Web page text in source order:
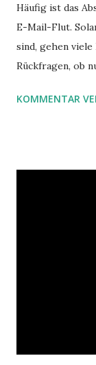
Häufig ist das
E-Mail-Flut.
sind, gehen
Rückfragen, ob
Hilfe von
KOMMENTAR